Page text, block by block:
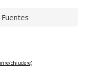
chiudere)